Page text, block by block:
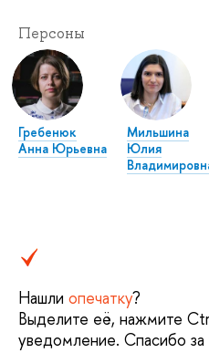
Персоны
Гребенюк
Анна Юрьевна
Мильшина
Юлия
Нашли опечатку?
Выделите её, нажмите
уведомление. Спасибо за